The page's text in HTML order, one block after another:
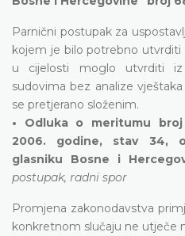
Parnični postupak za
kojem je bilo potrebno utvrditi
u cijelosti moglo utvrditi iz
sudovima bez analize
se pretjerano složenim.
• Odluka o meritumu broj
2006. godine, stav 34,
glasniku Bosne i
postupak, radni spor
Promjena zakonodavstva
konkretnom slučaju ne utječe